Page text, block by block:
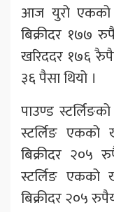
आज युरो एकको
बिक्रीदर १७७
खरिददर १७६
३६ पैसा थियो ।
पाउण्ड
स्टर्लिङ
बिक्रीदर २०५
स्टर्लिङ
बिक्रीदर २०५